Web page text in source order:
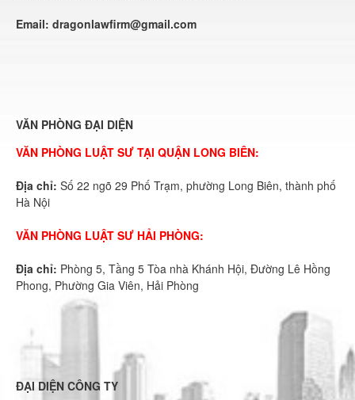
Email: dragonlawfirm@gmail.com
VĂN PHÒNG ĐẠI DIỆN
VĂN PHÒNG LUẬT SƯ TẠI QUẬN LONG BIÊN:
Địa chỉ: Số 22 ngõ 29 Phố Trạm, phường Long Biên, thành phố
Hà Nội
VĂN PHÒNG LUẬT SƯ HẢI PHÒNG:
Địa chỉ: Phòng 5, Tầng 5 Tòa nhà Khánh Hội, Đường Lê Hồng
Phong, Phường Gia Viên, Hải Phòng
ĐẠI DIỆN CÔNG TY